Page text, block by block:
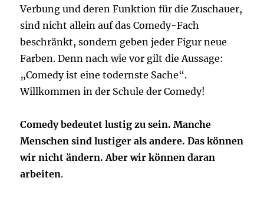
Verbung und deren Funktion für die Zuschauer,
sind nicht allein auf das Comedy-Fach
beschränkt, sondern geben jeder Figur neue
Farben. Denn nach wie vor gilt die Aussage:
„Comedy ist eine todernste Sache“.
Willkommen in der Schule der Comedy!
Comedy bedeutet lustig zu sein. Manche
Menschen sind lustiger als andere. Das können
wir nicht ändern. Aber wir können daran
arbeiten.